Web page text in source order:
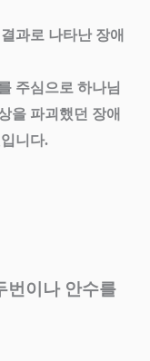
과로 나타난 장애
주심으로 하나님
을 파괴했던 장애
니다.
번이나 안수를